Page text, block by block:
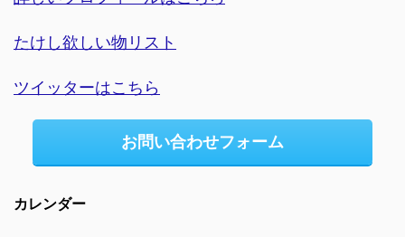
たけし欲しい物リスト
ツイッターはこちら
お問い合わせフォーム
カレンダー